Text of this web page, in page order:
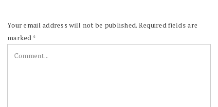
Your email address will not be published. Required fields are
marked *